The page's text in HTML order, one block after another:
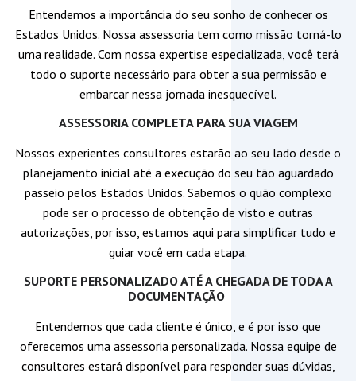
Entendemos a importância do seu sonho de conhecer os
Estados Unidos. Nossa assessoria tem como missão torná-lo
uma realidade. Com nossa expertise especializada, você terá
todo o suporte necessário para obter a sua permissão e
embarcar nessa jornada inesquecível.
ASSESSORIA COMPLETA PARA SUA VIAGEM
Nossos experientes consultores estarão ao seu lado desde o
planejamento inicial até a execução do seu tão aguardado
passeio pelos Estados Unidos. Sabemos o quão complexo
pode ser o processo de obtenção de visto e outras
autorizações, por isso, estamos aqui para simplificar tudo e
guiar você em cada etapa.
SUPORTE PERSONALIZADO ATÉ A CHEGADA DE TODA A
DOCUMENTAÇÃO
Entendemos que cada cliente é único, e é por isso que
oferecemos uma assessoria personalizada. Nossa equipe de
consultores estará disponível para responder suas dúvidas,